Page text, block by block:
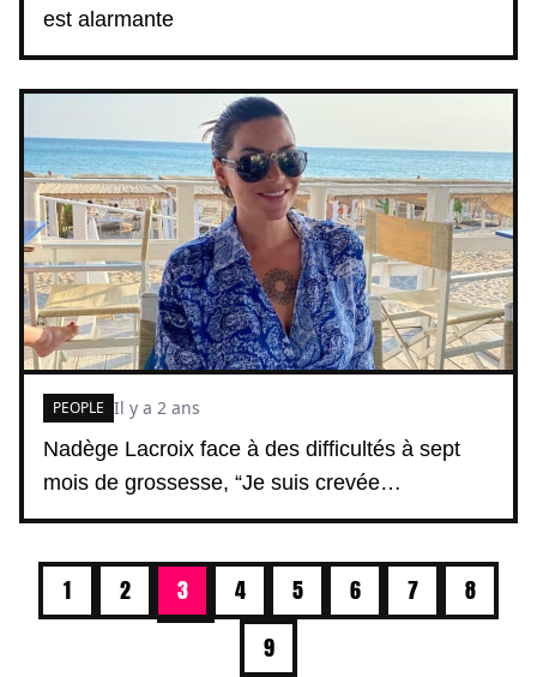
est alarmante
Nadège Lacroix face à des difficultés à sept
mois de grossesse, “Je suis crevée…
PEOPLE Il y a 2 ans
1 2 3 4 5 6 7
8
9